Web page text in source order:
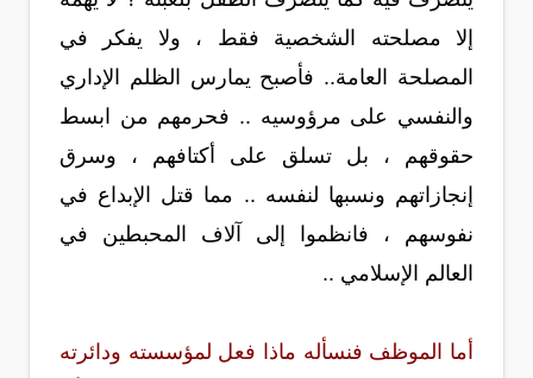
إلا مصلحته الشخصية فقط ، ولا يفكر في
المصلحة العامة.. فأصبح يمارس الظلم الإداري
والنفسي على مرؤوسيه .. فحرمهم من ابسط
حقوقهم ، بل تسلق على أكتافهم ، وسرق
إنجازاتهم ونسبها لنفسه .. مما قتل الإبداع في
نفوسهم ، فانظموا إلى آلاف المحبطين في
العالم الإسلامي ..
أما الموظف فنسأله ماذا فعل لمؤسسته ودائرته